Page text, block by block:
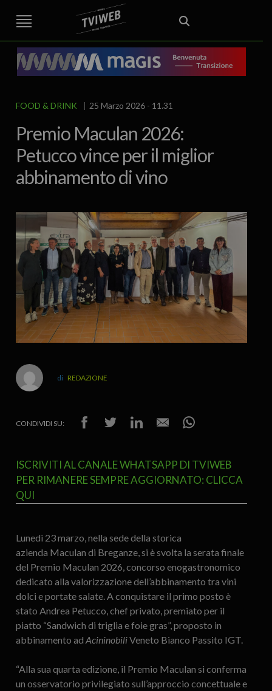
STREET TG CRONACA VENETO
VICENZA E PROVINCIA
AREA BERICA
ECONOMIA ATTUALITA’ POLITICA
EDITORIALE ITALIA E MONDO CURIOSITÀ – LIFESTYLE
CULTURA ARTE
SPORT
IL GRAFFIO FOOD & DRINK
FOOD & DRINK 25 Marzo 2026 - 11.31
Premio Maculan 2026:
Petucco vince per il miglior
abbinamento di vino
REDAZIONE
CONDIVIDI SU:
ISCRIVITI AL CANALE WHATSAPP DI TVIWEB
PER RIMANERE SEMPRE AGGIORNATO: CLICCA
QUI
Lunedì 23 marzo, nella sede della storica
azienda Maculan di Breganze, si è svolta la serata finale
del Premio Maculan 2026, concorso enogastronomico
dedicato alla valorizzazione dell’abbinamento tra vini
dolci e portate salate. A conquistare il primo posto è
stato Andrea Petucco, chef privato, premiato per il
piatto “Sandwich di triglia e foie gras”, proposto in
abbinamento ad AcininobiliVeneto Bianco Passito IGT.
“Alla sua quarta edizione, il Premio Maculan si conferma
un osservatorio privilegiato sull’approccio concettuale e